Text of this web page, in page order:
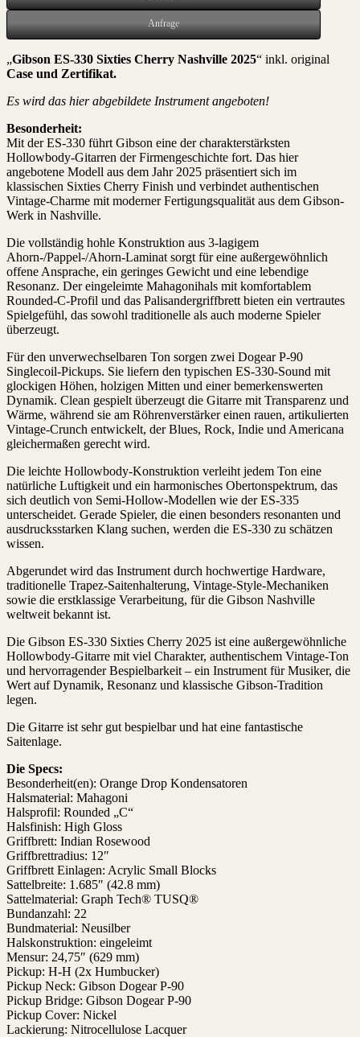
Anfrage
„Gibson ES-330 Sixties Cherry Nashville 2025“ inkl. original
Case und Zertifikat.
Es wird das hier abgebildete Instrument angeboten!
Besonderheit:
Mit der ES-330 führt Gibson eine der charakterstärksten
Hollowbody-Gitarren der Firmengeschichte fort. Das hier
angebotene Modell aus dem Jahr 2025 präsentiert sich im
klassischen Sixties Cherry Finish und verbindet authentischen
Vintage-Charme mit moderner Fertigungsqualität aus dem Gibson-
Werk in Nashville.
Die vollständig hohle Konstruktion aus 3-lagigem
Ahorn-/Pappel-/Ahorn-Laminat sorgt für eine außergewöhnlich
offene Ansprache, ein geringes Gewicht und eine lebendige
Resonanz. Der eingeleimte Mahagonihals mit komfortablem
Rounded-C-Profil und das Palisandergriffbrett bieten ein vertrautes
Spielgefühl, das sowohl traditionelle als auch moderne Spieler
überzeugt.
Für den unverwechselbaren Ton sorgen zwei Dogear P-90
Singlecoil-Pickups. Sie liefern den typischen ES-330-Sound mit
glockigen Höhen, holzigen Mitten und einer bemerkenswerten
Dynamik. Clean gespielt überzeugt die Gitarre mit Transparenz und
Wärme, während sie am Röhrenverstärker einen rauen, artikulierten
Vintage-Crunch entwickelt, der Blues, Rock, Indie und Americana
gleichermaßen gerecht wird.
Die leichte Hollowbody-Konstruktion verleiht jedem Ton eine
natürliche Luftigkeit und ein harmonisches Obertonspektrum, das
sich deutlich von Semi-Hollow-Modellen wie der ES-335
unterscheidet. Gerade Spieler, die einen besonders resonanten und
ausdrucksstarken Klang suchen, werden die ES-330 zu schätzen
wissen.
Abgerundet wird das Instrument durch hochwertige Hardware,
traditionelle Trapez-Saitenhalterung, Vintage-Style-Mechaniken
sowie die erstklassige Verarbeitung, für die Gibson Nashville
weltweit bekannt ist.
Die Gibson ES-330 Sixties Cherry 2025 ist eine außergewöhnliche
Hollowbody-Gitarre mit viel Charakter, authentischem Vintage-Ton
und hervorragender Bespielbarkeit – ein Instrument für Musiker, die
Wert auf Dynamik, Resonanz und klassische Gibson-Tradition
legen.
Die Gitarre ist sehr gut bespielbar und hat eine fantastische
Saitenlage.
Die Specs:
Besonderheit(en): Orange Drop Kondensatoren
Halsmaterial: Mahagoni
Halsprofil: Rounded „C“
Halsfinish: High Gloss
Griffbrett: Indian Rosewood
Griffbrettradius: 12″
Griffbrett Einlagen: Acrylic Small Blocks
Sattelbreite: 1.685″ (42.8 mm)
Sattelmaterial: Graph Tech® TUSQ®
Bundanzahl: 22
Bundmaterial: Neusilber
Halskonstruktion: eingeleimt
Mensur: 24,75″ (629 mm)
Pickup: H-H (2x Humbucker)
Pickup Neck: Gibson Dogear P-90
Pickup Bridge: Gibson Dogear P-90
Pickup Cover: Nickel
Lackierung: Nitrocellulose Lacquer